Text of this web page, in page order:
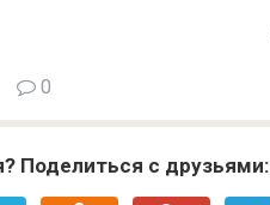
0
Поделиться с друзьями: